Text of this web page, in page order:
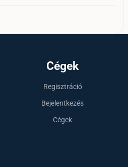
Cégek
Regisztráció
Bejelentkezés
Cégek